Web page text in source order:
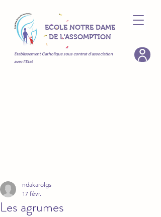
ECOLE NOTRE DAME
DE L'ASSOMPTION
Etablissement Catholique sous contrat d’association
avec l’Etat
Les agrumes
ndakarolgs
17 févr.